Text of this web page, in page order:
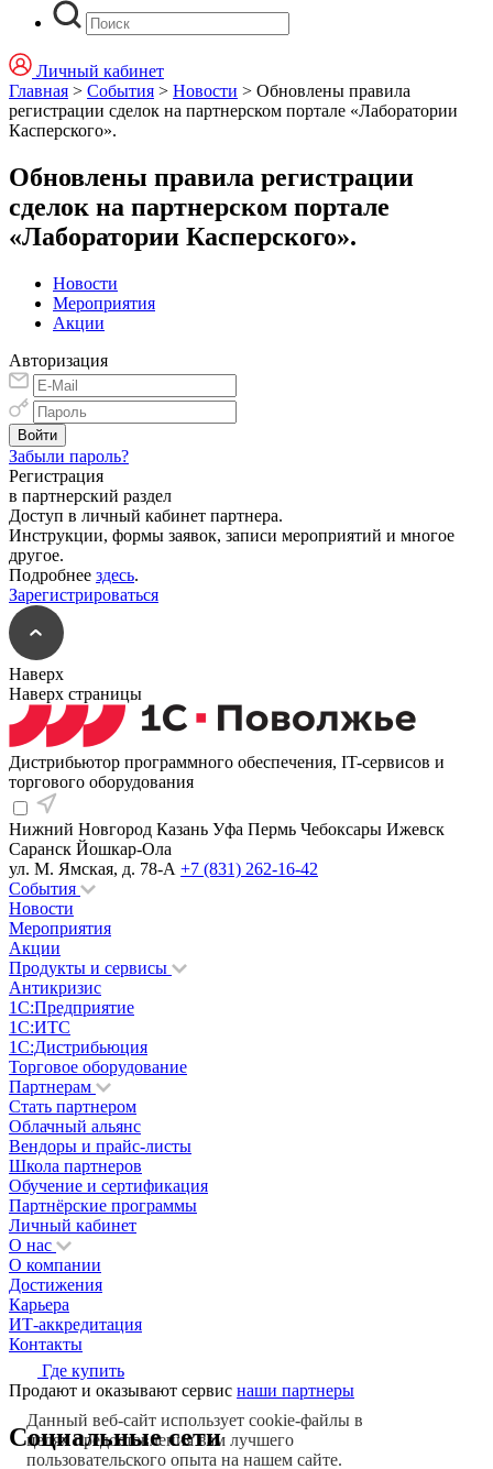
Личный кабинет
Главная > События > Новости > Обновлены правила
регистрации сделок на партнерском портале «Лаборатории
Касперского».
Обновлены правила регистрации
сделок на партнерском портале
«Лаборатории Касперского».
Новости
Мероприятия
Акции
Авторизация
Забыли пароль?
Регистрация
в партнерский раздел
Доступ в личный кабинет партнера.
Инструкции, формы заявок, записи мероприятий и многое
другое.
Подробнее здесь.
Зарегистрироваться
Наверх
Наверх страницы
Дистрибьютор программного обеспечения, IT-сервисов и
торгового оборудования
Нижний Новгород Казань Уфа Пермь Чебоксары Ижевск
Саранск Йошкар-Ола
ул. М. Ямская, д. 78-А +7 (831) 262-16-42
События
Новости
Мероприятия
Акции
Продукты и сервисы
Антикризис
1С:Предприятие
1С:ИТС
1С:Дистрибьюция
Торговое оборудование
Партнерам
Стать партнером
Облачный альянс
Вендоры и прайс-листы
Школа партнеров
Обучение и сертификация
Партнёрские программы
Личный кабинет
О нас
О компании
Достижения
Карьера
ИТ-аккредитация
Контакты
Где купить
Продают и оказывают сервис наши партнеры
Социальные сети
Данный веб-сайт использует cookie-файлы в
целях предоставления вам лучшего
пользовательского опыта на нашем сайте.